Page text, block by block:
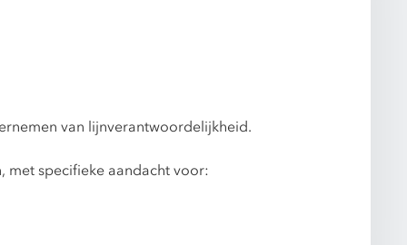
van lijnverantwoordelijkheid.
specifieke aandacht voor: